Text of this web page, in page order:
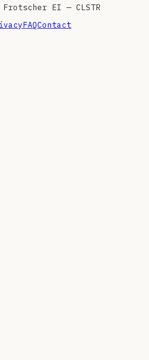
Frotscher EI — CLSTR
FAQContact